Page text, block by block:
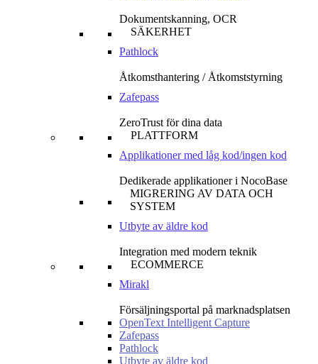
Dokumentskanning, OCR
SÄKERHET
Pathlock
Åtkomsthantering / Åtkomststyrning
Zafepass
ZeroTrust för dina data
PLATTFORM
Applikationer med låg kod/ingen kod
Dedikerade applikationer i NocoBase
MIGRERING AV DATA OCH
SYSTEM
Utbyte av äldre kod
Integration med modern teknik
ECOMMERCE
Mirakl
Försäljningsportal på marknadsplatsen
OpenText Intelligent Capture
Zafepass
Pathlock
Utbyte av äldre kod